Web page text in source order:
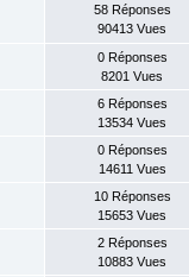
58 Réponses
90413 Vues
0 Réponses
8201 Vues
6 Réponses
13534 Vues
0 Réponses
14611 Vues
10 Réponses
15653 Vues
2 Réponses
10883 Vues